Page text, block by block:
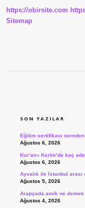
https://obirsite.com
Sitemap
SON YAZILAR
Eğitim sertifikası nereden
Ağustos 6, 2026
Kur’an-ı Kerim’de kaç
Ağustos 6, 2026
Ayvalık ile İstanbul
Ağustos 5, 2026
Arapçada amik ne demek
Ağustos 4, 2026